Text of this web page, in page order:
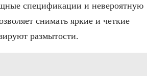
спецификации и невероятную
снимать яркие и четкие
размытости.